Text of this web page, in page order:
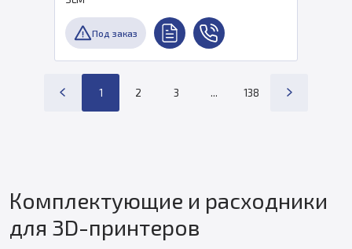
Под заказ
1 2 3 ... 138
Комплектующие и расходники
для 3D-принтеров